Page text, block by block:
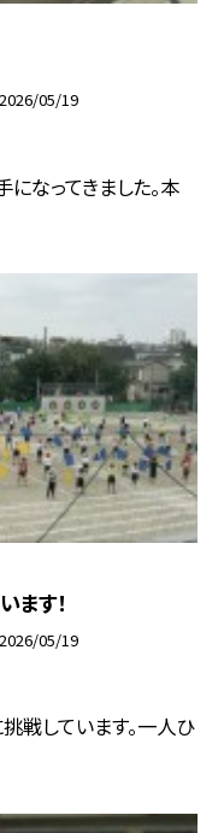
2026/05/19
なってきました。本
す！
2026/05/19
戦しています。一人ひ